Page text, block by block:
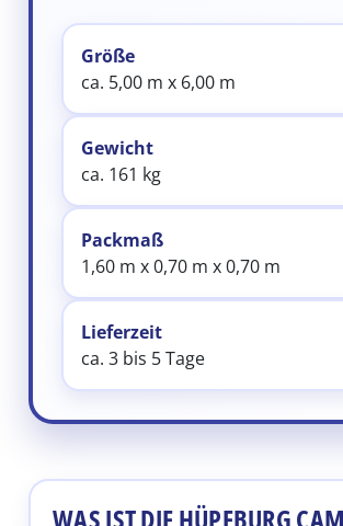
Größe
ca. 5,00 m x 6,00 m
Gewicht
ca. 161 kg
Packmaß
1,60 m x 0,70 m x 0,70 m
Lieferzeit
ca. 3 bis 5 Tage
WAS IST DIE HÜPFBURG